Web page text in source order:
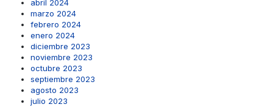
abril 2024
marzo 2024
febrero 2024
enero 2024
diciembre 2023
noviembre 2023
octubre 2023
septiembre 2023
agosto 2023
julio 2023